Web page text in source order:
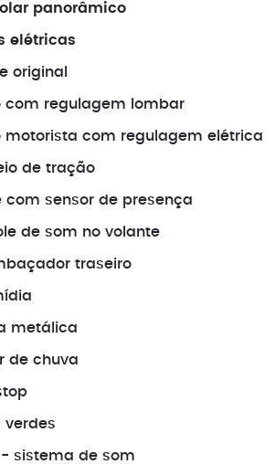
panorâmico
elétricas
original
com regulagem lombar
motorista com regulagem elétrica
de tração
com sensor de presença
de som no volante
traseiro
metálica
de chuva
verdes
sistema de som
antes de
Antes de fechar